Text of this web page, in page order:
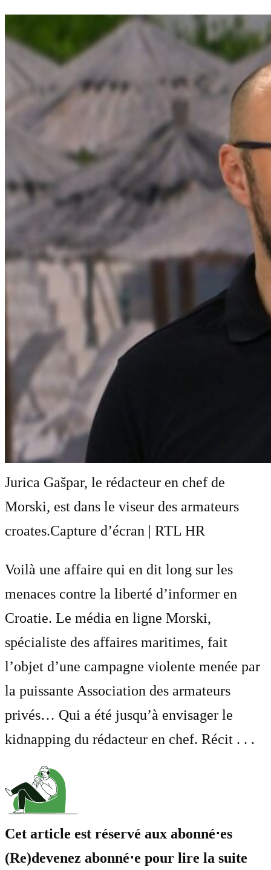
Jurica Gašpar, le rédacteur en chef de
Morski, est dans le viseur des armateurs
croates.Capture d’écran | RTL HR
Voilà une affaire qui en dit long sur les
menaces contre la liberté d’informer en
Croatie. Le média en ligne Morski,
spécialiste des affaires maritimes, fait
l’objet d’une campagne violente menée par
la puissante Association des armateurs
privés… Qui a été jusqu’à envisager le
kidnapping du rédacteur en chef. Récit . . .
Cet article est réservé aux abonné⋅es
(Re)devenez abonné⋅e pour lire la suite